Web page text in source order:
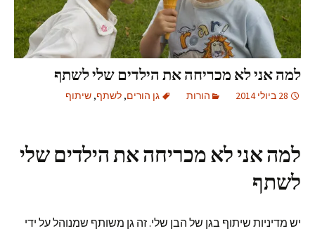
למה אני לא מכריחה את הילדים שלי לשתף
28 ביולי 2014 הורות גן הורים, לשתף, שיתוף
למה אני לא מכריחה את הילדים שלי
לשתף
יש מדיניות שיתוף בגן של הבן שלי. זה גן משותף שמנוהל על ידי